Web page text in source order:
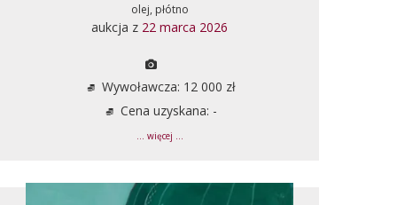
olej, płótno
aukcja z 22 marca 2026
Wywoławcza: 12 000 zł
Cena uzyskana: -
... więcej ...